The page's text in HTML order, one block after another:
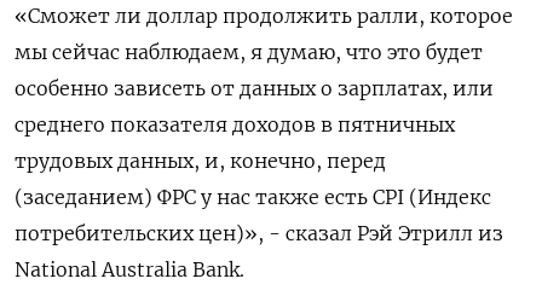
«Сможет ли доллар продолжить ралли, которое
мы сейчас наблюдаем, я думаю, что это будет
особенно зависеть от данных о зарплатах, или
среднего показателя доходов в пятничных
трудовых данных, и, конечно, перед
(заседанием) ФРС у нас также есть CPI (Индекс
потребительских цен)», - сказал Рэй Этрилл из
National Australia Bank.